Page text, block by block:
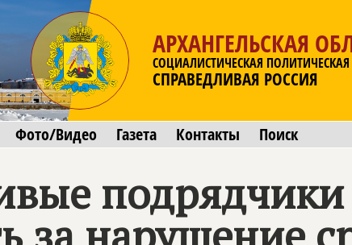
АРХАНГЕЛЬСКАЯ
СОЦИАЛИСТИЧЕСКАЯ
СПРАВЕДЛИВАЯ РОССИЯ
Фото/Видео Газета Контакты Поиск